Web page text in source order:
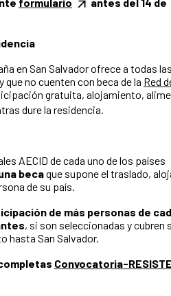
en San Salvador ofrece a todas
no cuenten con beca de la Red
gratuita, alojamiento,
dure la residencia.
AECID de cada uno de los países
becaque supone el traslado,
de su país.
de más personas de
, si son seleccionadas y cubren
hasta San Salvador.
Convocatoria-